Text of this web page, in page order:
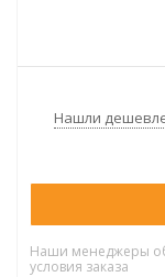
Нашли
Наши менеджеры
условия заказа